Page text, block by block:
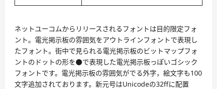
ネットユーコムからリリースされるフォントは目的限定フォ
ント。電光掲示板の雰囲気をアウトラインフォントで表現し
たフォント。街中で見られる電光掲示板のビットマップフォ
ントのドットの形を●で表現した電光掲示板っぽいゴシック
フォントです。電光掲示板の雰囲気がでる外字，絵文字も100
文字追加されております。新元号はUnicodeの32ffに配置